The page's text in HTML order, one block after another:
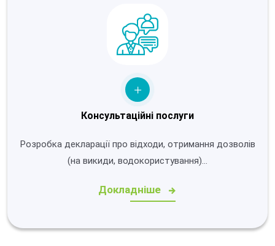
Консультаційні послуги
Розробка декларації про відходи, отримання дозволів
(на викиди, водокористування)…
Докладніше